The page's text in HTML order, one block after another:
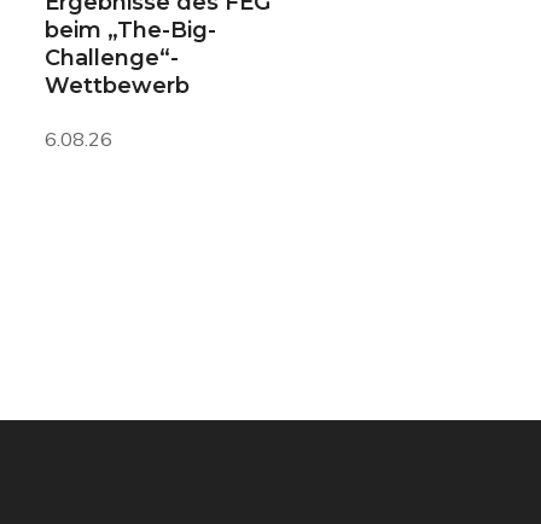
beim „The-Big-
Challenge“-
Wettbewerb
6.08.26